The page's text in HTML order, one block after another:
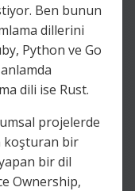
Ben bunun
dillerini
Python ve Go
dili ise Rust.
projelerde
koşturan bir
bir dil
Ownership,